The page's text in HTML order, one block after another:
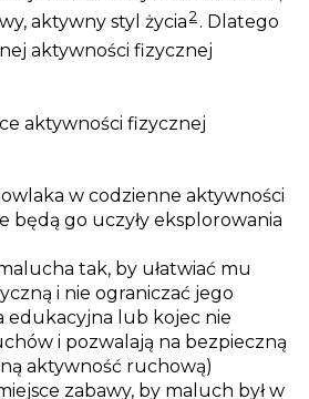
aktywny styl życia2. Dlatego
aktywności fizycznej
aktywności fizycznej
w codzienne aktywności
będą go uczyły eksplorowania
tak, by ułatwiać mu
i nie ograniczać jego
edukacyjna lub kojec nie
i pozwalają na bezpieczną
aktywność ruchową)
zabawy, by maluch był w